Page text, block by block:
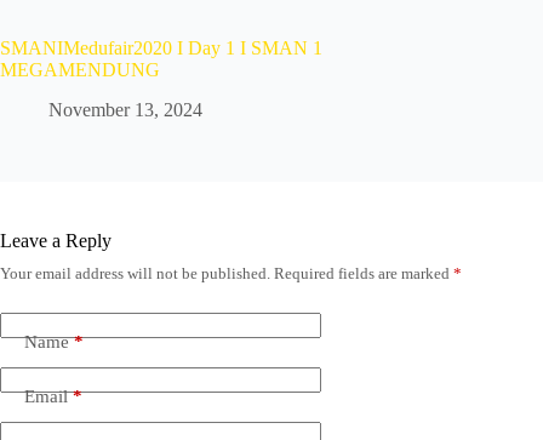
SMANIMedufair2020 I Day 1 I SMAN 1
MEGAMENDUNG
November 13, 2024
Leave a Reply
Your email address will not be published. Required fields are marked *
Name*
Email*